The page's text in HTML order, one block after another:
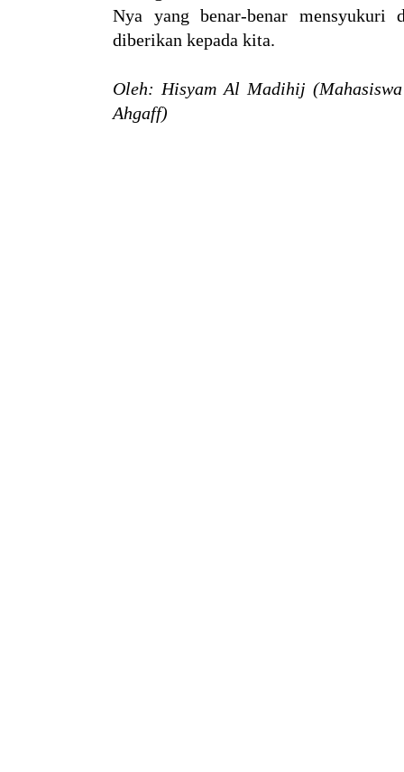
Nya yang benar-benar mensyukuri
diberikan kepada kita.
Oleh: Hisyam Al Madihij
Ahgaff)